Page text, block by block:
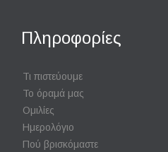
Πληροφορίες
Τι πιστεύουμε
Το όραμά μας
Ομιλίες
Ημερολόγιο
Πού βρισκόμαστε